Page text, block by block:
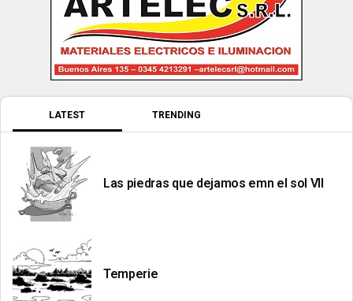
LATEST TRENDING
Las piedras que dejamos emn el sol VII
Temperie